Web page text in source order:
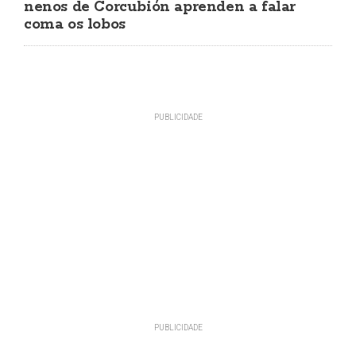
nenos de Corcubión aprenden a falar
coma os lobos